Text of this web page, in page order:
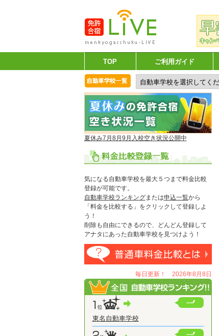
TOP ご利用ガイド
夏休み7月8月9月入校空き状況公開中
気になる自動車学校を最大５つまで料金比較
登録が可能です。
自動車学校ランキングまたは申込一覧から
「料金を比較する」をクリックして登録しよ
う！
削除も自由にできるので、どんどん登録して
アナタにあった自動車学校を見つけよう！
毎日更新！ 2026年8月8日
東名自動車学校